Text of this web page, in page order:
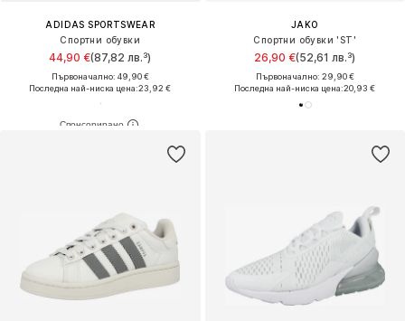
ADIDAS SPORTSWEAR
Спортни обувки
44,90 €(87,82 лв.³)
Първоначално: 49,90 €
Последна най-ниска цена:23,92 €
JAKO
Спортни обувки 'ST'
26,90 €(52,61 лв.³)
Първоначално: 29,90 €
Последна най-ниска цена:20,93 €